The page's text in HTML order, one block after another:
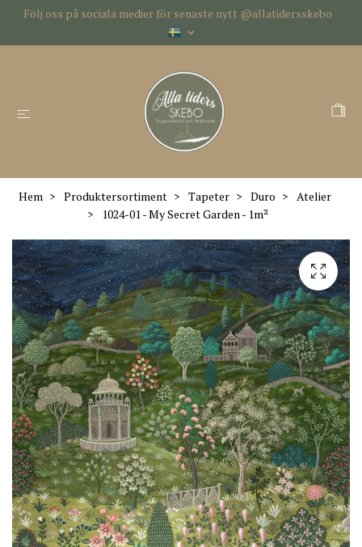
Följ oss på sociala medier för senaste nytt @allatidersskebo
Hem Produktersortiment Tapeter Duro
Atelier
1024-01 - My Secret Garden - 1m²